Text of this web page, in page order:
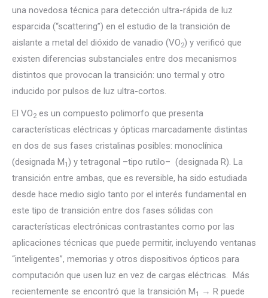
una novedosa técnica para detección ultra-rápida de luz
esparcida (“scattering”) en el estudio de la transición de
aislante a metal del dióxido de vanadio (VO2) y verificó que
existen diferencias substanciales entre dos mecanismos
distintos que provocan la transición: uno termal y otro
inducido por pulsos de luz ultra-cortos.
El VO2 es un compuesto polimorfo que presenta
características eléctricas y ópticas marcadamente distintas
en dos de sus fases cristalinas posibles: monoclínica
(designada M1) y tetragonal –tipo rutilo– (designada R). La
transición entre ambas, que es reversible, ha sido estudiada
desde hace medio siglo tanto por el interés fundamental en
este tipo de transición entre dos fases sólidas con
características electrónicas contrastantes como por las
aplicaciones técnicas que puede permitir, incluyendo ventanas
“inteligentes”, memorias y otros dispositivos ópticos para
computación que usen luz en vez de cargas eléctricas. Más
recientemente se encontró que la transición M1
→ R puede